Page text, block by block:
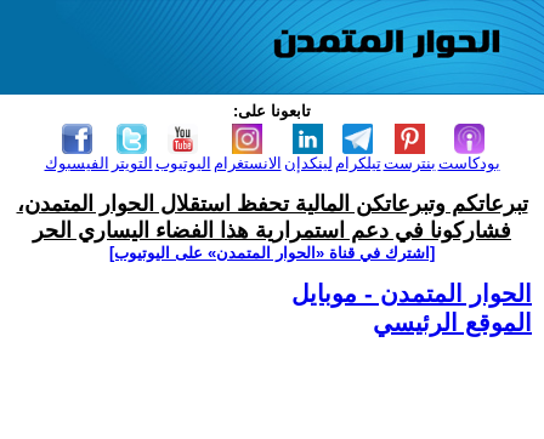
تابعونا على:
الفيسبوك التويتر اليوتيوب الانستغرام لينكدإن تيلكرامبنترست بودكاست
تبرعاتكم وتبرعاتكن المالية تحفظ استقلال الحوار المتمدن،
فشاركونا في دعم استمرارية هذا الفضاء اليساري الحر
[اشترك في قناة ‫«الحوار المتمدن» على اليوتيوب]
الحوار المتمدن - موبايل
الموقع الرئيسي